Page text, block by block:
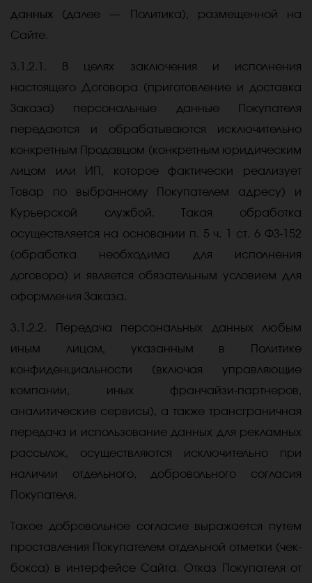
данных (далее — Политика), размещенной на
Сайте.
3.1.2.1. В целях заключения и исполнения
настоящего Договора (приготовление и доставка
Заказа) персональные данные Покупателя
передаются и обрабатываются исключительно
конкретным Продавцом (конкретным юридическим
лицом или ИП, которое фактически реализует
Товар по выбранному Покупателем адресу) и
Курьерской службой. Такая обработка
осуществляется на основании п. 5 ч. 1 ст. 6 ФЗ-152
(обработка необходима для исполнения
договора) и является обязательным условием для
оформления Заказа.
3.1.2.2. Передача персональных данных любым
иным лицам, указанным в Политике
конфиденциальности (включая управляющие
компании, иных франчайзи-партнеров,
аналитические сервисы), а также трансграничная
передача и использование данных для рекламных
рассылок, осуществляются исключительно при
наличии отдельного, добровольного согласия
Покупателя.
Такое добровольное согласие выражается путем
проставления Покупателем отдельной отметки (чек-
бокса) в интерфейсе Сайта. Отказ Покупателя от